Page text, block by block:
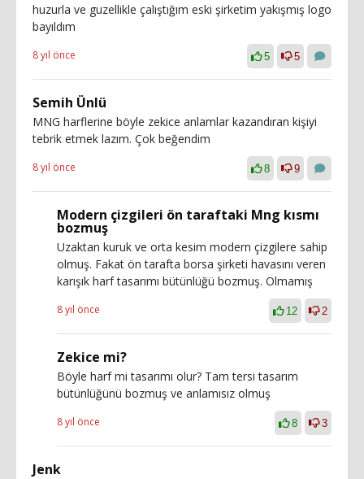
huzurla ve guzellikle çalıştığım eski şirketim yakışmış logo
bayıldım
8 yıl önce 5 5
Semih Ünlü
MNG harflerine böyle zekice anlamlar kazandıran kişiyi
tebrik etmek lazım. Çok beğendim
8 yıl önce 8 9
Modern çizgileri ön taraftaki Mng kısmı
bozmuş
Uzaktan kuruk ve orta kesim modern çizgilere sahip
olmuş. Fakat ön tarafta borsa şirketi havasını veren
karışık harf tasarımı bütünlüğü bozmuş. Olmamış
8 yıl önce 12 2
Zekice mi?
Böyle harf mi tasarımı olur? Tam tersi tasarım
bütünlüğünü bozmuş ve anlamısız olmuş
8 yıl önce 8 3
Jenk